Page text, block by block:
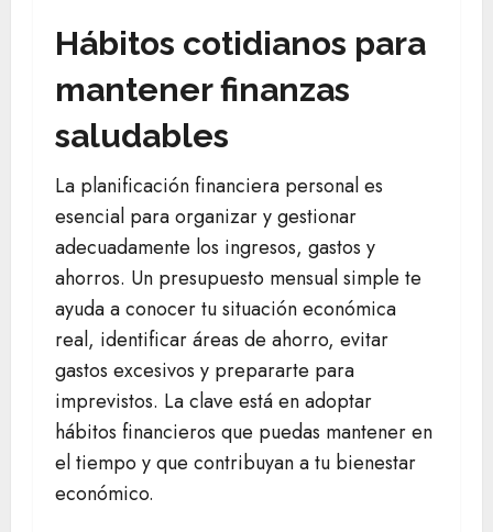
Hábitos cotidianos para
mantener finanzas
saludables
La planificación financiera personal es
esencial para organizar y gestionar
adecuadamente los ingresos, gastos y
ahorros. Un presupuesto mensual simple te
ayuda a conocer tu situación económica
real, identificar áreas de ahorro, evitar
gastos excesivos y prepararte para
imprevistos. La clave está en adoptar
hábitos financieros que puedas mantener en
el tiempo y que contribuyan a tu bienestar
económico.